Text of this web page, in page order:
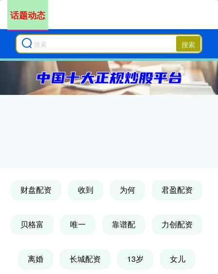
搜索
话题动态
财盘配资 收到 为何 君盈配资
贝格富 唯一 靠谱配 力创配资
离婚 长城配资 13岁 女儿